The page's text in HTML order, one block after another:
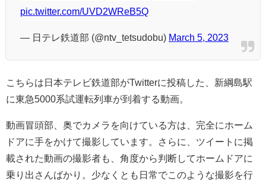
pic.twitter.com/UVD2WReB5Q
— 日テレ鉄道部 (@ntv_tetsudobu) March 5, 2023
こちらは日本テレビ鉄道部がTwitterに投稿した、新綱島駅
に東急5000系試運転列車が到着する動画。
動画冒頭部、奥でカメラを向けている方は、完全にホーム
ドアに手をかけて撮影しています。さらに、ツイートに掲
載された動画の撮影者も、角度から判断してホームドアに
乗り出さんばかり。少なくとも日常でこのような撮影を行